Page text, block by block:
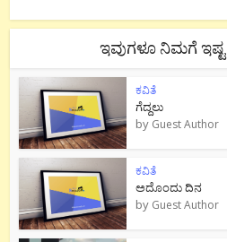
ಇವುಗಳೂ ನಿಮಗೆ
ಕವಿತೆ
ಗೆದ್ದಲು
by Guest Author
ಕವಿತೆ
ಅದೊಂದು ದಿನ
by Guest Author